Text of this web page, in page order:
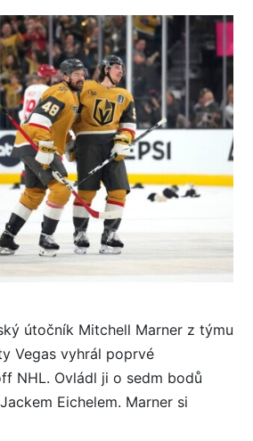
útočník Mitchell Marner z týmu
Vegas vyhrál poprvé
NHL. Ovládl ji o sedm bodů
Eichelem. Marner si